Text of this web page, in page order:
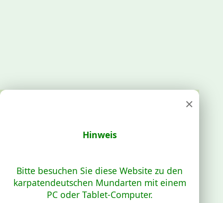
×
Hinweis
Bitte besuchen Sie diese Website zu den
karpatendeutschen Mundarten mit einem
PC oder Tablet-Computer.